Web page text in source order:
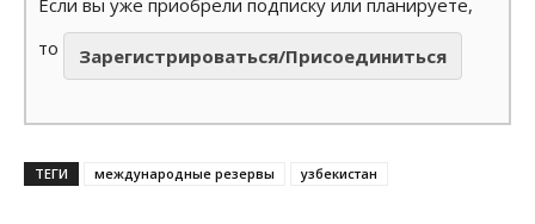
то
Зарегистрироваться/Присоединиться
ТЕГИ международные резервы узбекистан